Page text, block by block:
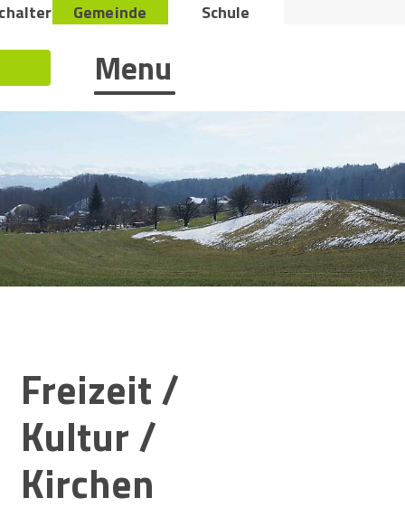
Gemeinde
Schule
Suche startenHauptnavigation
Menu
Inhaltsnavigation:
Freizeit /
Kultur /
Kirchen